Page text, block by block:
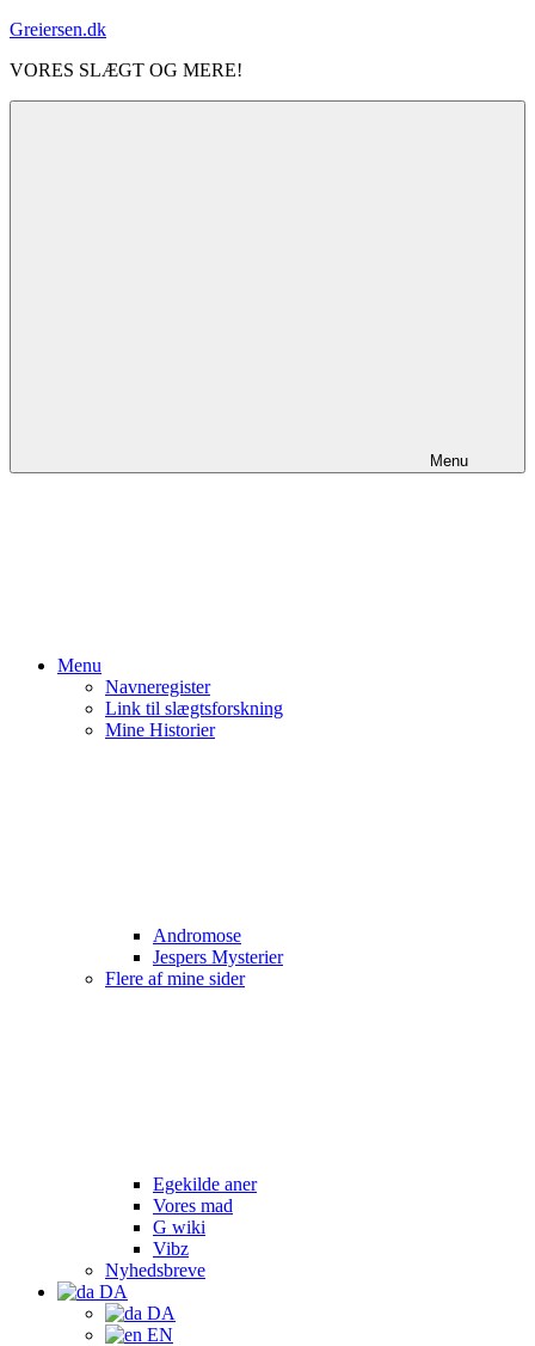
Videre
indhold
Greiersen.dk
VORES SLÆGT OG MERE!
Menu
Menu
Navneregister
Link til slægtsforskning
Mine Historier
Andromose
Jespers Mysterier
Flere af mine sider
Egekilde aner
Vores mad
G wiki
Vibz
Nyhedsbreve
DA
DA
EN